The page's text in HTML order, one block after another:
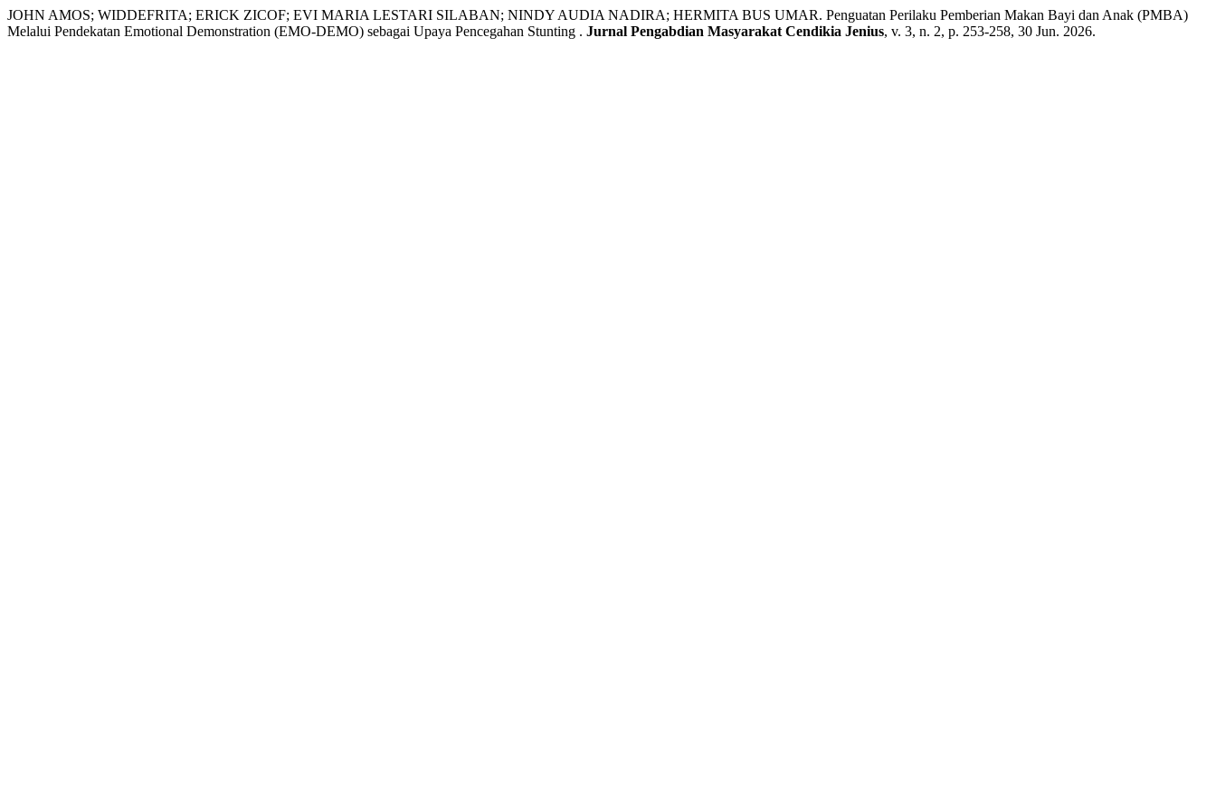
JOHN AMOS; WIDDEFRITA; ERICK ZICOF; EVI MARIA LESTARI SILABAN; NINDY AUDIA NADIRA; HERMITA BUS UMAR. Penguatan Perilaku Pemberian Makan Bayi dan Anak (PMBA)
Melalui Pendekatan Emotional Demonstration (EMO-DEMO) sebagai Upaya Pencegahan Stunting . Jurnal Pengabdian Masyarakat Cendikia Jenius, v. 3, n. 2, p. 253-258, 30 Jun. 2026.